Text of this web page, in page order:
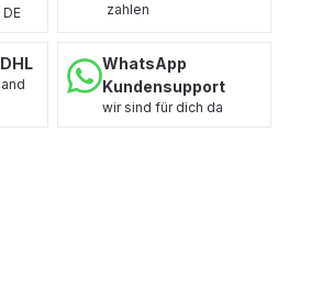
zahlen
WhatsApp
Kundensupport
wir sind für dich da